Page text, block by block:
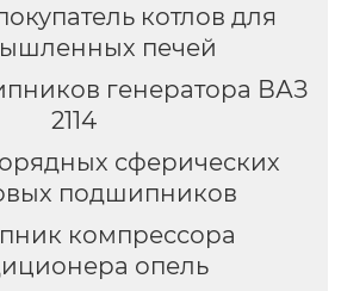
котлов для
печей
генератора ВАЗ
2114
сферических
подшипников
компрессора
опель